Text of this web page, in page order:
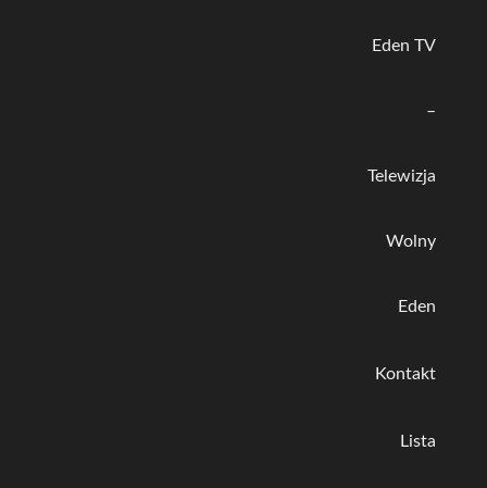
Eden TV
–
Telewizja
Wolny
Eden
Kontakt
Lista